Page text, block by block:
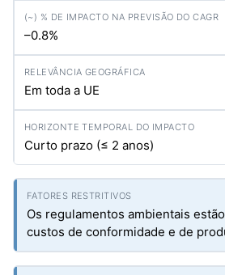
–0.8%
Em toda a UE
Curto prazo (≤ 2 anos)
Os regulamentos ambientais
custos de conformidade e de